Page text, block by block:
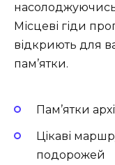
Місцеві гіди
відкриють для
пам’ятки.
Пам’ятки
Цікаві
подорожей